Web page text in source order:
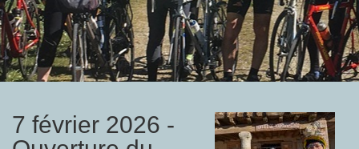
7 février 2026 -